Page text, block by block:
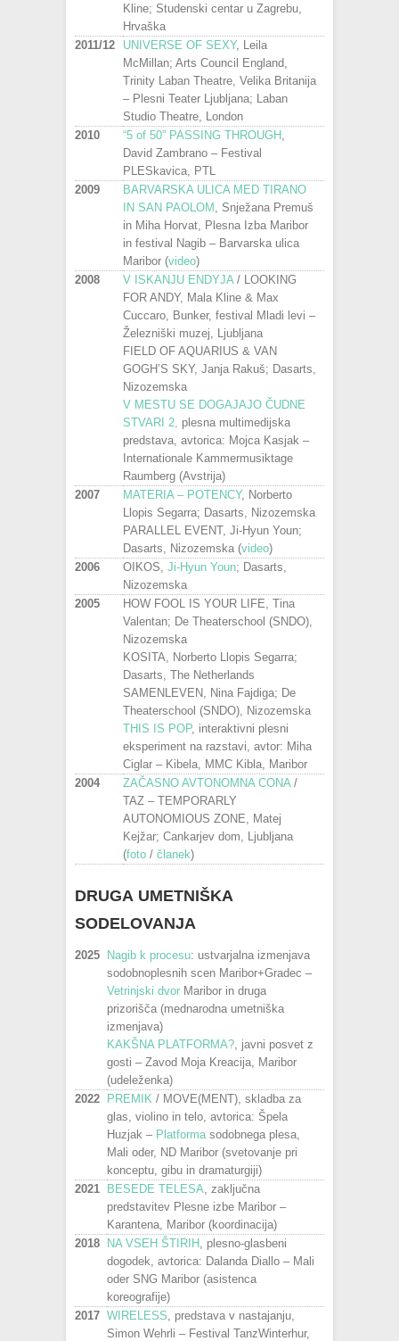
Kline; Studenski centar u Zagrebu,
Hrvaška
2011/12
UNIVERSE OF SEXY, Leila
McMillan; Arts Council England,
Trinity Laban Theatre, Velika Britanija
– Plesni Teater Ljubljana; Laban
Studio Theatre, London
2010
“5 of 50” PASSING THROUGH
David Zambrano – Festival
PLESkavica, PTL
2009
BARVARSKA ULICA MED TIRANO
IN SAN PAOLOM , Snježana Premuš
in Miha Horvat, Plesna Izba Maribor
in festival Nagib – Barvarska ulica
Maribor (video)
2008
V ISKANJU ENDYJA / LOOKING
FOR ANDY, Mala Kline & Max
Cuccaro, Bunker, festival Mladi levi –
Železniški muzej, Ljubljana
FIELD OF AQUARIUS & VAN
GOGH’S SKY, Janja Rakuš; Dasarts,
Nizozemska
V MESTU SE DOGAJAJO ČUDNE
STVARI 2, plesna multimedijska
predstava, avtorica: Mojca Kasjak –
Internationale Kammermusiktage
Raumberg (Avstrija)
2007
MATERIA – POTENCY, Norberto
Llopis Segarra; Dasarts, Nizozemska
PARALLEL EVENT, Ji-Hyun Youn;
Dasarts, Nizozemska (video)
2006
OIKOS, Ji-Hyun Youn; Dasarts,
Nizozemska
2005
HOW FOOL IS YOUR LIFE, Tina
Valentan; De Theaterschool (SNDO),
Nizozemska
KOSITA, Norberto Llopis Segarra;
Dasarts, The Netherlands
SAMENLEVEN, Nina Fajdiga; De
Theaterschool (SNDO), Nizozemska
THIS IS POP, interaktivni plesni
eksperiment na razstavi, avtor: Miha
Ciglar – Kibela, MMC Kibla, Maribor
2004
ZAČASNO AVTONOMNA CONA /
TAZ – TEMPORARLY
AUTONOMIOUS ZONE, Matej
Kejžar; Cankarjev dom, Ljubljana
(foto / članek)
DRUGA UMETNIŠKA
SODELOVANJA
2025 Nagib k procesu: ustvarjalna izmenjava
sodobnoplesnih scen Maribor+Gradec –
Vetrinjski dvor Maribor in druga
prizorišča (mednarodna umetniška
izmenjava)
KAKŠNA PLATFORMA? , javni posvet z
gosti – Zavod Moja Kreacija, Maribor
(udeleženka)
2022 PREMIK / MOVE(MENT), skladba za
glas, violino in telo, avtorica: Špela
Huzjak – Platforma sodobnega plesa,
Mali oder, ND Maribor (svetovanje pri
konceptu, gibu in dramaturgiji)
2021 BESEDE TELESA , zaključna
predstavitev Plesne izbe Maribor –
Karantena, Maribor (koordinacija)
2018 NA VSEH ŠTIRIH , plesno-glasbeni
dogodek, avtorica: Dalanda Diallo – Mali
oder SNG Maribor (asistenca
koreografije)
2017 WIRELESS , predstava v nastajanju,
Simon Wehrli – Festival TanzWinterhur,